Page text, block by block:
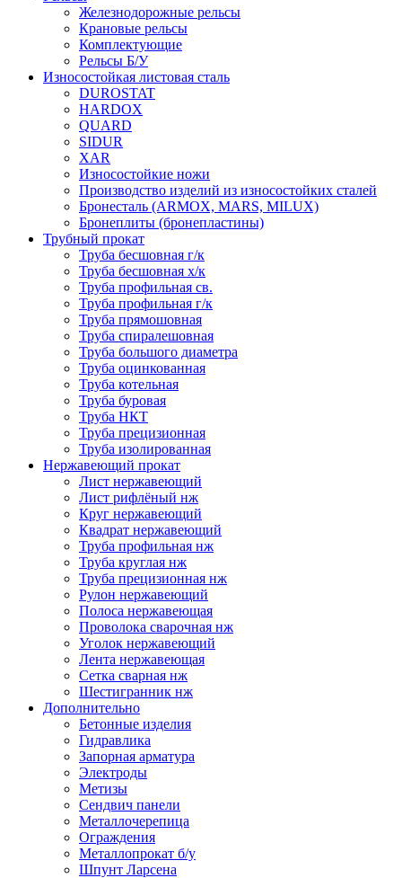
Железнодорожные рельсы
Крановые рельсы
Комплектующие
Рельсы Б/У
Износостойкая листовая сталь
DUROSTAT
HARDOX
QUARD
SIDUR
XAR
Износостойкие ножи
Производство изделий из износостойких сталей
Бронесталь (ARMOX, MARS, MILUX)
Бронеплиты (бронепластины)
Трубный прокат
Труба бесшовная г/к
Труба бесшовная х/к
Труба профильная св.
Труба профильная г/к
Труба прямошовная
Труба спиралешовная
Труба большого диаметра
Труба оцинкованная
Труба котельная
Труба буровая
Труба НКТ
Труба прецизионная
Труба изолированная
Нержавеющий прокат
Лист нержавеющий
Лист рифлёный нж
Круг нержавеющий
Квадрат нержавеющий
Труба профильная нж
Труба круглая нж
Труба прецизионная нж
Рулон нержавеющий
Полоса нержавеющая
Проволока сварочная нж
Уголок нержавеющий
Лента нержавеющая
Сетка сварная нж
Шестигранник нж
Дополнительно
Бетонные изделия
Гидравлика
Запорная арматура
Электроды
Метизы
Сендвич панели
Металлочерепица
Ограждения
Металлопрокат б/у
Шпунт Ларсена